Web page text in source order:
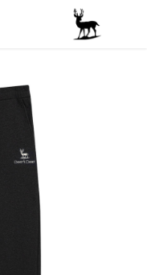
تخطي للذهاب إلى المحتوى